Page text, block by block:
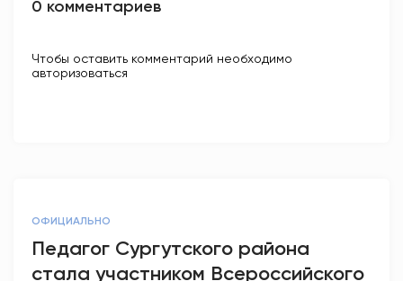
0 комментариев
Чтобы оставить комментарий необходимо
авторизоваться
ОФИЦИАЛЬНО
Педагог Сургутского района
стала участником Всероссийского